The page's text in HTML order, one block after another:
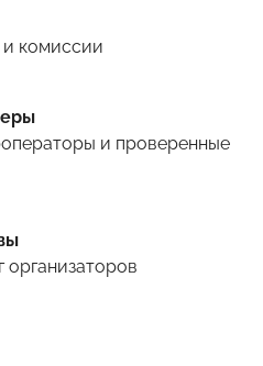
и комиссии
и проверенные
организаторов